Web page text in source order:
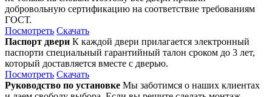
добровольную сертификацию на соответствие требованиям
ГОСТ.
Посмотреть Скачать
Паспорт двери К каждой двери прилагается электронный
паспорти специальный гарантийный талон сроком до 3 лет,
который доставляется вместе с дверью.
Посмотреть Скачать
Руководство по установке Мы заботимся о наших клиентах